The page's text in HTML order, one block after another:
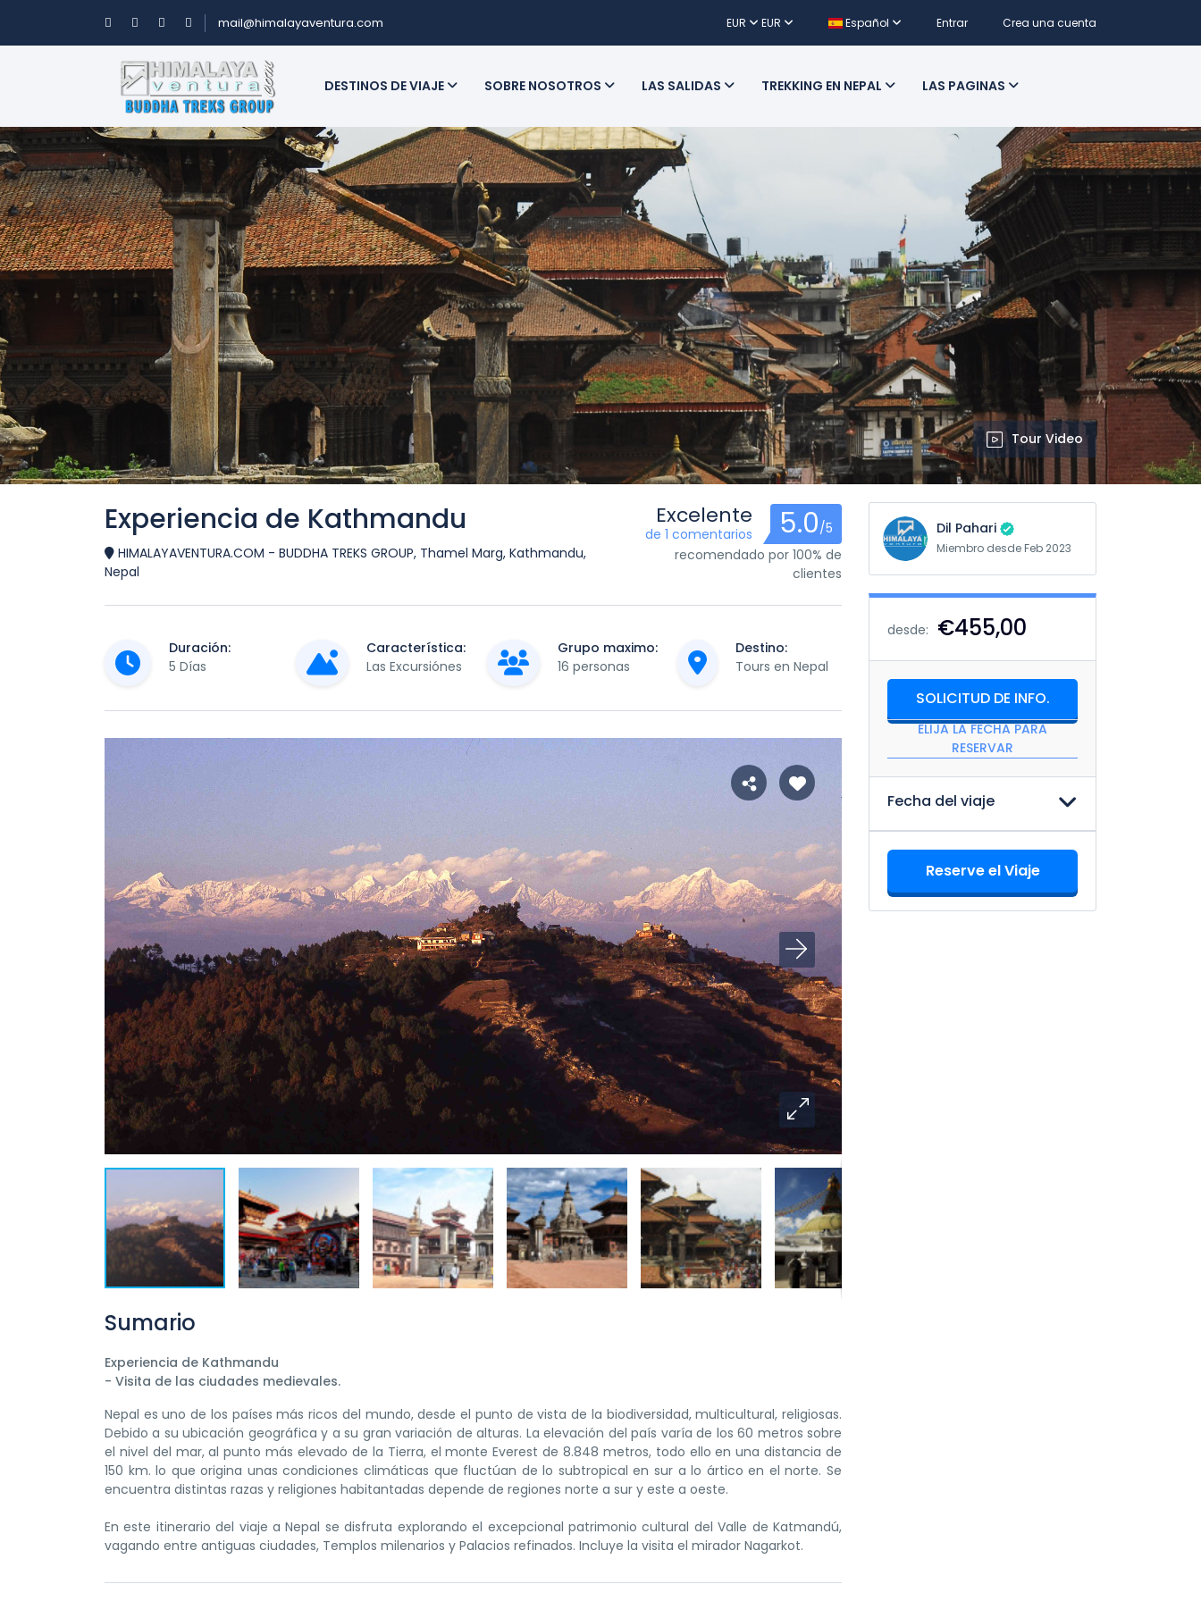
mail@himalayaventura.com EUR EUR Español Entrar Crea una cuenta
DESTINOS DE VIAJE SOBRE NOSOTROS LAS SALIDAS TREKKING EN NEPAL LAS PAGINAS
Tour Video
Experiencia de Kathmandu
HIMALAYAVENTURA.COM - BUDDHA TREKS GROUP, Thamel Marg, Kathmandu,
Nepal
Excelente
de 1 comentarios 5.0/5
recomendado por 100% de
clientes
Duración:
5 Días
Característica:
Las Excursiónes
Grupo maximo:
16 personas
Destino:
Tours en Nepal
Sumario
Experiencia de Kathmandu
- Visita de las ciudades medievales.
Nepal es uno de los países más ricos del mundo, desde el punto de vista de la biodiversidad, multicultural, religiosas.
Debido a su ubicación geográfica y a su gran variación de alturas. La elevación del país varía de los 60 metros sobre
el nivel del mar, al punto más elevado de la Tierra, el monte Everest de 8.848 metros, todo ello en una distancia de
150 km. lo que origina unas condiciones climáticas que fluctúan de lo subtropical en sur a lo ártico en el norte. Se
encuentra distintas razas y religiones habitantadas depende de regiones norte a sur y este a oeste.
En este itinerario del viaje a Nepal se disfruta explorando el excepcional patrimonio cultural del Valle de Katmandú,
vagando entre antiguas ciudades, Templos milenarios y Palacios refinados. Incluye la visita el mirador Nagarkot.
Dil Pahari
Miembro desde Feb 2023
desde: €455,00
SOLICITUD DE INFO.
ELIJA LA FECHA PARA
RESERVAR
Fecha del viaje
Reserve el Viaje